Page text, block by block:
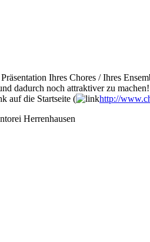
Ihres Chores / Ihres
dadurch noch attraktiver zu
auf die Startseite (
http://